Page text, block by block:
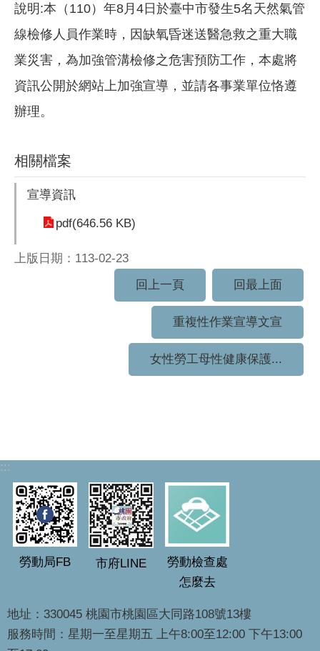
說明:本（110）年8月4日於臺中市發生5名天然氣管
線檢修人員作業時，因缺氧昏迷送醫急救之重大職
業災害，為加強管溝檢修之危害預防工作，本處將
資訊公開於網站上加強宣導，並請各事業單位恪遵
辦理。
相關檔案
宣導資訊
pdf(646.56 KB)
上版日期：113-02-23
回上一頁
回最上面
重複性作業宣導文宣
女性勞工母性健康保護...
:::
勞動局FB 市府LINE
勞動檢查處
怎麼去
地址：330045 桃園市桃園區大同路108號13樓
服務時間：星期一至星期五 上午8:00至12:00 下午13:00